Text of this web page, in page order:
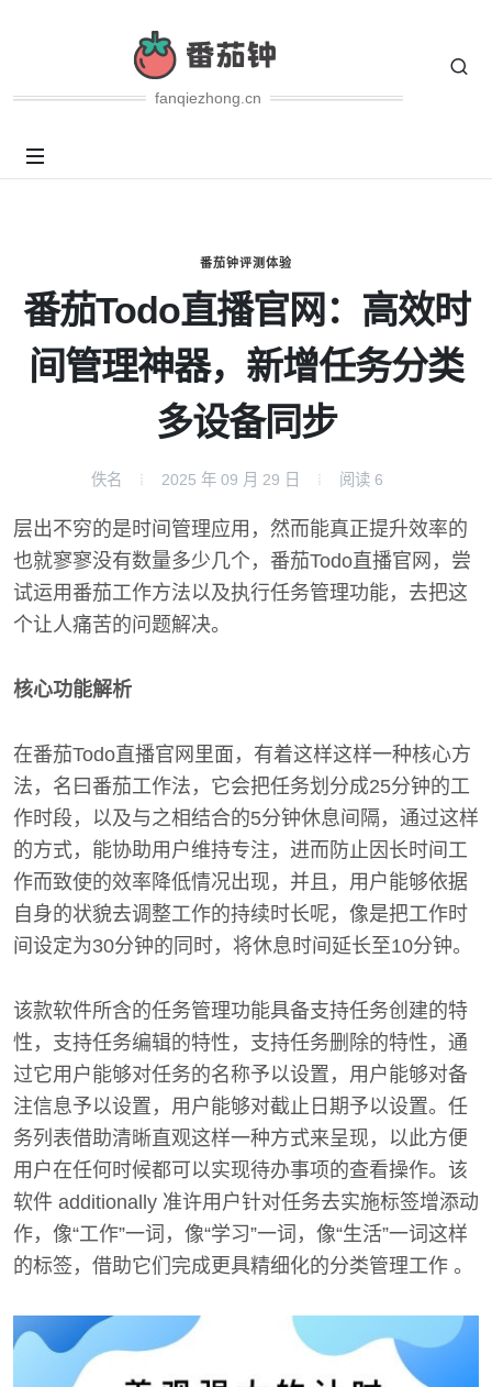
fanqiezhong.cn
番茄钟评测体验
番茄Todo直播官网：高效时
间管理神器，新增任务分类
多设备同步
佚名 2025 年 09 月 29 日 阅读 6
层出不穷的是时间管理应用，然而能真正提升效率的
也就寥寥没有数量多少几个，番茄Todo直播官网，尝
试运用番茄工作方法以及执行任务管理功能，去把这
个让人痛苦的问题解决。
核心功能解析
在番茄Todo直播官网里面，有着这样这样一种核心方
法，名曰番茄工作法，它会把任务划分成25分钟的工
作时段，以及与之相结合的5分钟休息间隔，通过这样
的方式，能协助用户维持专注，进而防止因长时间工
作而致使的效率降低情况出现，并且，用户能够依据
自身的状貌去调整工作的持续时长呢，像是把工作时
间设定为30分钟的同时，将休息时间延长至10分钟。
该款软件所含的任务管理功能具备支持任务创建的特
性，支持任务编辑的特性，支持任务删除的特性，通
过它用户能够对任务的名称予以设置，用户能够对备
注信息予以设置，用户能够对截止日期予以设置。任
务列表借助清晰直观这样一种方式来呈现，以此方便
用户在任何时候都可以实现待办事项的查看操作。该
软件 additionally 准许用户针对任务去实施标签增添动
作，像“工作”一词，像“学习”一词，像“生活”一词这样
的标签，借助它们完成更具精细化的分类管理工作 。